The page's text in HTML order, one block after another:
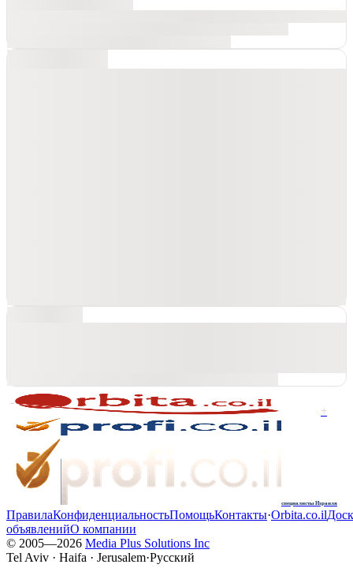
+
специалисты Израиля
ПравилаКонфиденциальностьПомощьКонтакты·Orbita.co.il
объявленийО компании
© 2005—2026 Media Plus Solutions Inc
Tel Aviv · Haifa · Jerusalem·Русский